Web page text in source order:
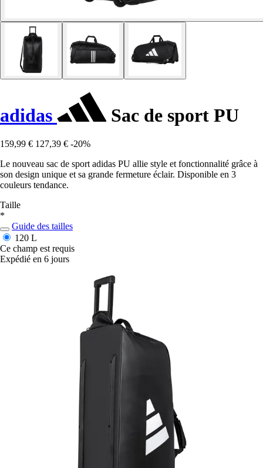
adidas Sac de sport PU
159,99 € 127,39 € -20%
Le nouveau sac de sport adidas PU allie style et fonctionnalité grâce à
son design unique et sa grande fermeture éclair. Disponible en 3
couleurs tendance.
Taille
*
Guide des tailles
120 L
Ce champ est requis
Expédié en 6 jours